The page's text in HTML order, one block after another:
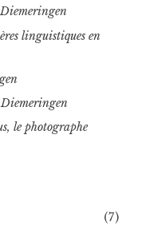
linguistiques en
le photographe
(7)